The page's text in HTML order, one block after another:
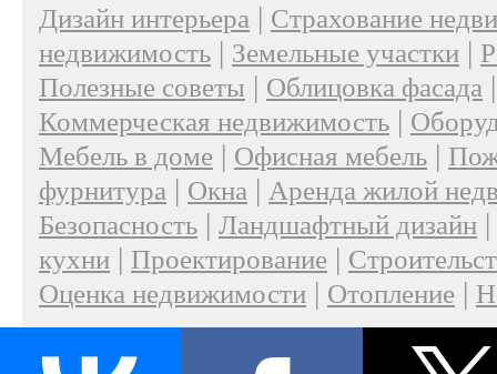
Дизайн интерьера | Страхование
недвижимость | Земельные участки |
Полезные советы | Облицовка фасада
Коммерческая недвижимость |
Мебель в доме | Офисная мебель |
фурнитура | Окна | Аренда жилой
Безопасность | Ландшафтный дизайн |
кухни | Проектирование |
Оценка недвижимости | Отопление |
О проекте|